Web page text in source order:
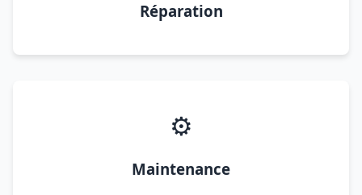
Réparation
⚙️
Maintenance